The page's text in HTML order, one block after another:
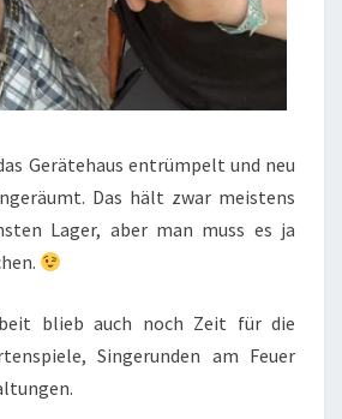
Gerätehaus entrümpelt und neu
Das hält zwar meistens
Lager, aber man muss es ja
blieb auch noch Zeit für die
Singerunden am Feuer